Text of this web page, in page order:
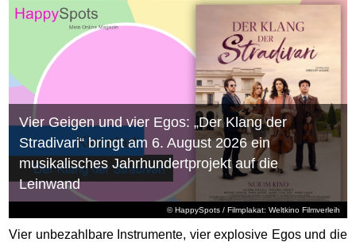
© HappySpots / Filmplakat: Weltkino Filmverleih
Vier Geigen und vier Egos: „Der Klang der
Stradivari“ bringt am 6. August 2026 ein
musikalisches Jahrhundertprojekt auf die
Leinwand
Vier unbezahlbare Instrumente, vier explosive Egos und die